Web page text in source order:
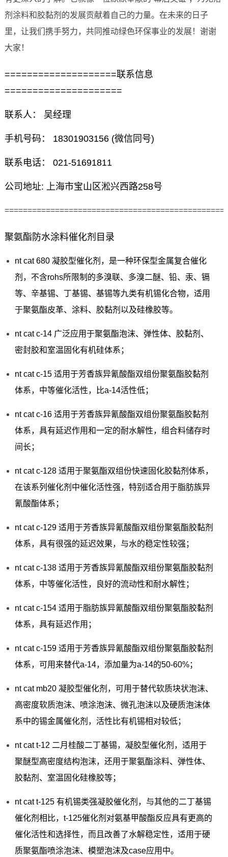
剂涂料和胶黏剂的发展贡献着自己的力量。在未来的日子
里，让我们携手努力，共同推动绿色环保事业的发展！谢谢
大家！
====================联系信息
=====================
联系人： 吴经理
手机号码： 18301903156 (微信同号)
联系电话： 021-51691811
公司地址: 上海市宝山区淞兴西路258号
聚氨酯防水涂料催化剂目录
nt cat 680 凝胶型催化剂，是一种环保型金属复合催化
剂，不含rohs所限制的多溴联、多溴二醚、铅、汞、镉
等、辛基锡、丁基锡、基锡等九类有机锡化合物，适用
于聚氨酯皮革、涂料、胶黏剂以及硅橡胶等。
nt cat c-14 广泛应用于聚氨酯泡沫、弹性体、胶黏剂、
密封胶和室温固化有机硅体系；
nt cat c-15 适用于芳香族异氰酸酯双组份聚氨酯胶黏剂
体系，中等催化活性，比a-14活性低；
nt cat c-16 适用于芳香族异氰酸酯双组份聚氨酯胶黏剂
体系，具有延迟作用和一定的耐水解性，组合料储存时
间长；
nt cat c-128 适用于聚氨酯双组份快速固化胶黏剂体系，
在该系列催化剂中催化活性强，特别适合用于脂肪族异
氰酸酯体系；
nt cat c-129 适用于芳香族异氰酸酯双组份聚氨酯胶黏剂
体系，具有很强的延迟效果，与水的稳定性较强；
nt cat c-138 适用于芳香族异氰酸酯双组份聚氨酯胶黏剂
体系，中等催化活性，良好的流动性和耐水解性；
nt cat c-154 适用于脂肪族异氰酸酯双组份聚氨酯胶黏剂
体系，具有延迟作用；
nt cat c-159 适用于芳香族异氰酸酯双组份聚氨酯胶黏剂
体系，可用来替代a-14，添加量为a-14的50-60%；
nt cat mb20 凝胶型催化剂，可用于替代软质块状泡沫、
高密度软质泡沫、喷涂泡沫、微孔泡沫以及硬质泡沫体
系中的锡金属催化剂，活性比有机锡相对较低；
nt cat t-12 二月桂酸二丁基锡，凝胶型催化剂，适用于
聚醚型高密度结构泡沫，还用于聚氨酯涂料、弹性体、
胶黏剂、室温固化硅橡胶等；
nt cat t-125 有机锡类强凝胶催化剂，与其他的二丁基锡
催化剂相比，t-125催化剂对氨基甲酸酯反应具有更高的
催化活性和选择性，而且改善了水解稳定性，适用于硬
质聚氨酯喷涂泡沫、模塑泡沫及case应用中。